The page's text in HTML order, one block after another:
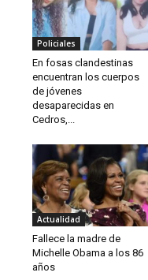
Policiales
En fosas clandestinas
encuentran los cuerpos
de jóvenes
desaparecidas en
Cedros,...
Actualidad
Fallece la madre de
Michelle Obama a los 86
años